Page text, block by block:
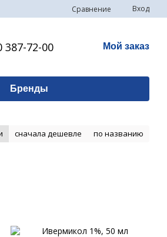
Сравнение Вход
387-72-00 Мой заказ
Бренды
сначала дешевле по названию